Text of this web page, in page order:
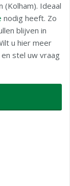
(Kolham). Ideaal
nodig heeft. Zo
blijven in
u hier meer
stel uw vraag